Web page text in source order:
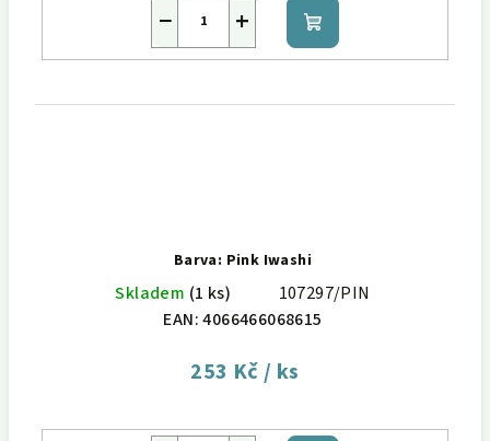
+
− Do
košíku
Barva: Pink Iwashi
Skladem (1 ks)
107297/PIN
EAN: 4066466068615
253 Kč/ ks